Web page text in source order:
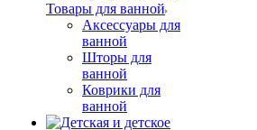
Товары для ванной
Аксессуары для
ванной
Шторы для
ванной
Коврики для
ванной